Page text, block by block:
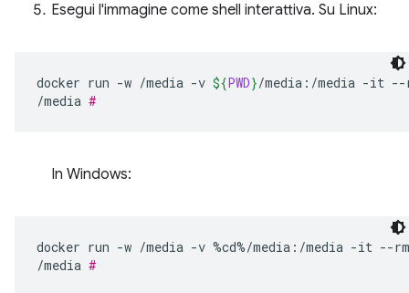
Esegui l'immagine come shell interattiva. Su Linux:
docker run -w /media -v ${PWD}/media:/media -it --
/media #
In Windows:
docker run -w /media -v %cd%/media:/media -it --rm
/media #